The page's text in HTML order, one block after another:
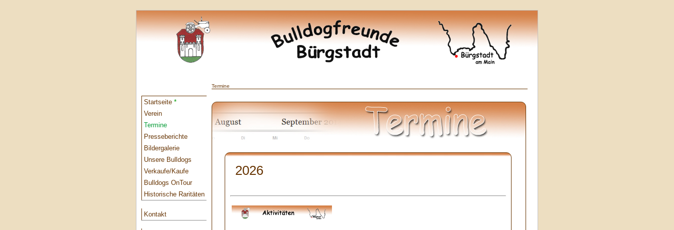
Startseite *
Verein
Termine
Presseberichte
Bildergalerie
Unsere Bulldogs
Verkaufe/Kaufe
Bulldogs OnTour
Historische Raritäten
Kontakt
Termine
2026